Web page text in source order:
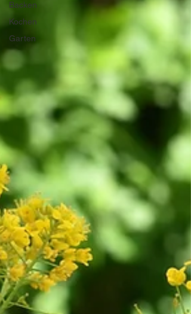
Backen
Kochen
Garten